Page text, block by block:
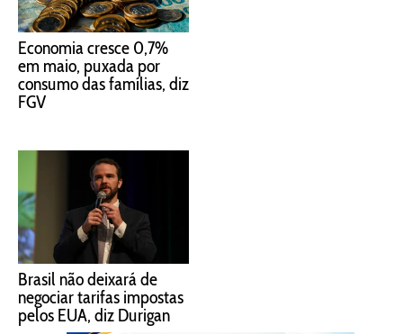
Economia cresce 0,7%
em maio, puxada por
consumo das famílias, diz
FGV
Brasil não deixará de
negociar tarifas impostas
pelos EUA, diz Durigan